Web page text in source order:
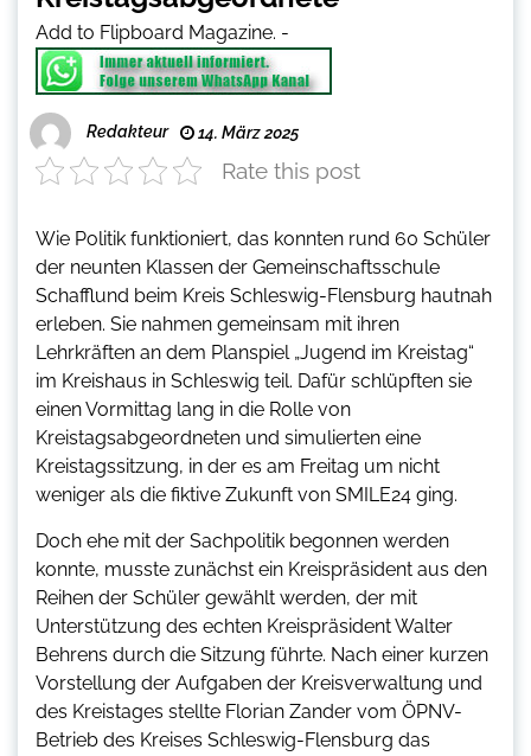
Add to Flipboard Magazine. -
Redakteur 14. März 2025
Rate this post
Wie Politik funktioniert, das konnten rund 60 Schüler
der neunten Klassen der Gemeinschaftsschule
Schafflund beim Kreis Schleswig-Flensburg hautnah
erleben. Sie nahmen gemeinsam mit ihren
Lehrkräften an dem Planspiel „Jugend im Kreistag“
im Kreishaus in Schleswig teil. Dafür schlüpften sie
einen Vormittag lang in die Rolle von
Kreistagsabgeordneten und simulierten eine
Kreistagssitzung, in der es am Freitag um nicht
weniger als die fiktive Zukunft von SMILE24 ging.
Doch ehe mit der Sachpolitik begonnen werden
konnte, musste zunächst ein Kreispräsident aus den
Reihen der Schüler gewählt werden, der mit
Unterstützung des echten Kreispräsident Walter
Behrens durch die Sitzung führte. Nach einer kurzen
Vorstellung der Aufgaben der Kreisverwaltung und
des Kreistages stellte Florian Zander vom ÖPNV-
Betrieb des Kreises Schleswig-Flensburg das